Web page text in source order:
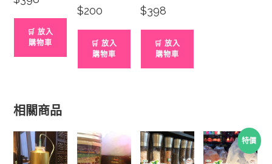
🛒 放入
購物車
$200
🛒 放入
購物車
$398
🛒 放入
購物車
相關商品
特價